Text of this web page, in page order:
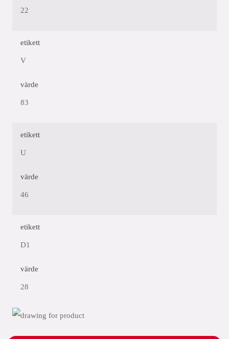
22
etikett
V
värde
83
etikett
U
värde
46
etikett
D1
värde
28